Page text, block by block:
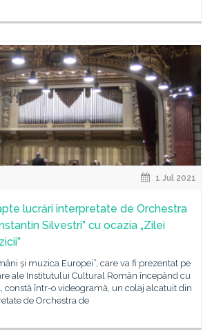
1 Jul 2021
lucrări interpretate de Orchestra
Silvestri” cu ocazia „Zilei
și muzica Europei”, care va fi prezentat pe
ale Institutului Cultural Român începând cu
constă într-o videogramă, un colaj alcatuit din
de Orchestra de